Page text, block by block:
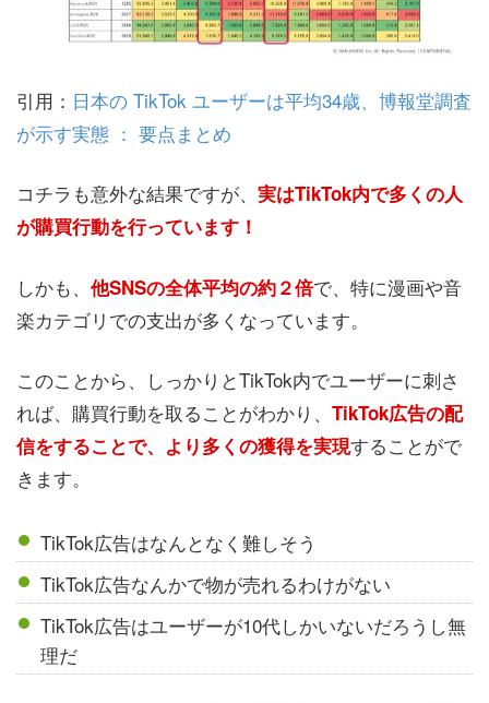
引用： 日本の TikTok ユーザーは平均34歳、博報堂調査
が示す実態 ： 要点まとめ
コチラも意外な結果ですが、 実はTikTok内で多くの人
が購買行動を行っています！
しかも、 他SNSの全体平均の約２倍で、特に漫画や音
楽カテゴリでの支出が多くなっています。
このことから、しっかりとTikTok内でユーザーに刺さ
れば、購買行動を取ることがわかり、 TikTok広告の配
信をすることで、より多くの獲得を実現することがで
きます。
TikTok広告はなんとなく難しそう
TikTok広告なんかで物が売れるわけがない
TikTok広告はユーザーが10代しかいないだろうし無
理だ